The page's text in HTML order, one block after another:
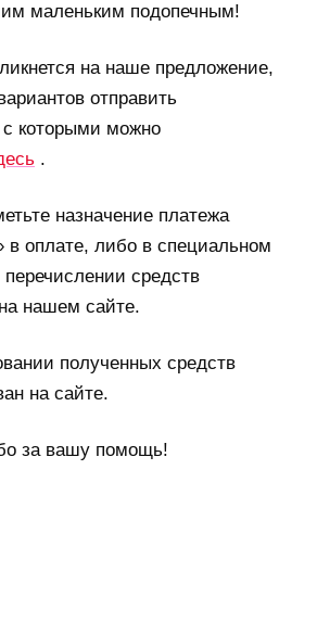
маленьким подопечным!
на наше предложение,
отправить
с которыми можно
.
назначение платежа
в оплате, либо в специальном
средств
нашем сайте.
полученных средств
на сайте.
за вашу помощь!